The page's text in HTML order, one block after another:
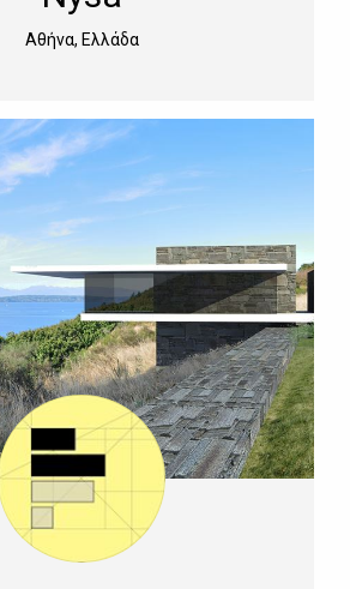
Αθήνα, Ελλάδα